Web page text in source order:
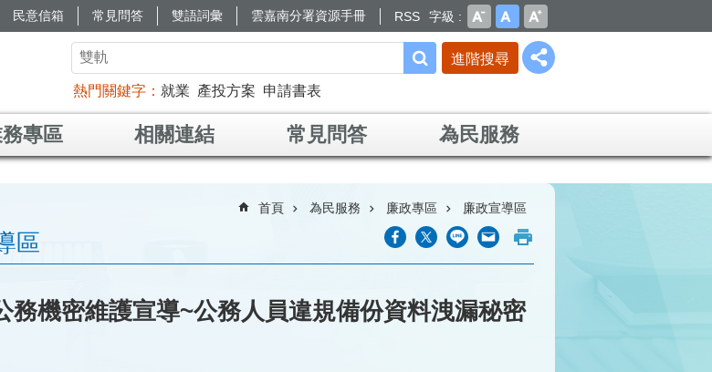
民意信箱 常見問答 雙語詞彙 雲嘉南分署資源手冊 RSS 字級
進階搜尋
熱門關鍵字 就業 產投方案 申請書表
專區 相關連結 常見問答 為民服務
首頁 為民服務 廉政專區 廉政宣導區
區
務機密維護宣導~公務人員違規備份資料洩漏秘密